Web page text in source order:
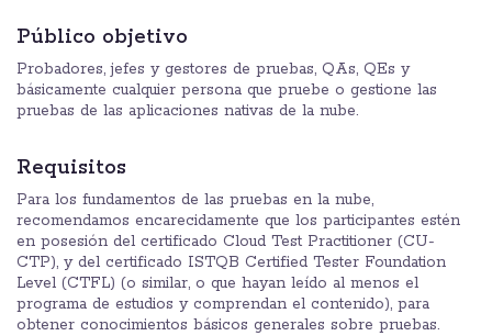
Público objetivo
Probadores, jefes y gestores de pruebas, QAs, QEs y
básicamente cualquier persona que pruebe o gestione las
pruebas de las aplicaciones nativas de la nube.
Requisitos
Para los fundamentos de las pruebas en la nube,
recomendamos encarecidamente que los participantes estén
en posesión del certificado Cloud Test Practitioner (CU-
CTP), y del certificado ISTQB Certified Tester Foundation
Level (CTFL) (o similar, o que hayan leído al menos el
programa de estudios y comprendan el contenido), para
obtener conocimientos básicos generales sobre pruebas.